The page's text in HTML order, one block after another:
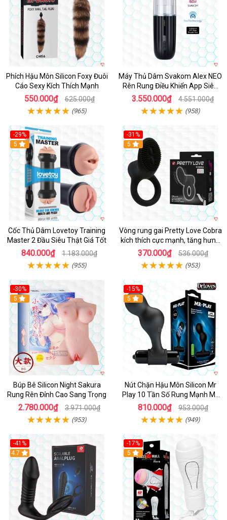
Phích Hậu Môn Silicon Foxy Đuôi
Cáo Sexy Kích Thích Mạnh
550.000₫ 625.000₫
(965)
Máy Thủ Dâm Svakom Alex NEO
Rên Rung Điều Khiển App Siêu
Phê
3.550.000₫ 4.551.000₫
(958)
-29%
Hot
5
Cốc Thủ Dâm Lovetoy Training
Master 2 Đầu Siêu Thật Giá Tốt
840.000₫ 1.183.000₫
(955)
-31%
5
Vòng rung gai Pretty Love Cobra
kích thích cực mạnh, tăng hưng
phấn
370.000₫ 536.000₫
(953)
-30%
Hot
5
Búp Bê Silicon Night Sakura
Rung Rên Đỉnh Cao Sang Trọng
2.780.000₫ 3.971.000₫
(953)
-15%
Hot
5
Nút Chặn Hậu Môn Silicon Mr
Play 10 Tần Số Rung Mạnh Mẽ
Kích Thích
810.000₫ 953.000₫
(949)
-41%
Hot
4.7
-17%
5